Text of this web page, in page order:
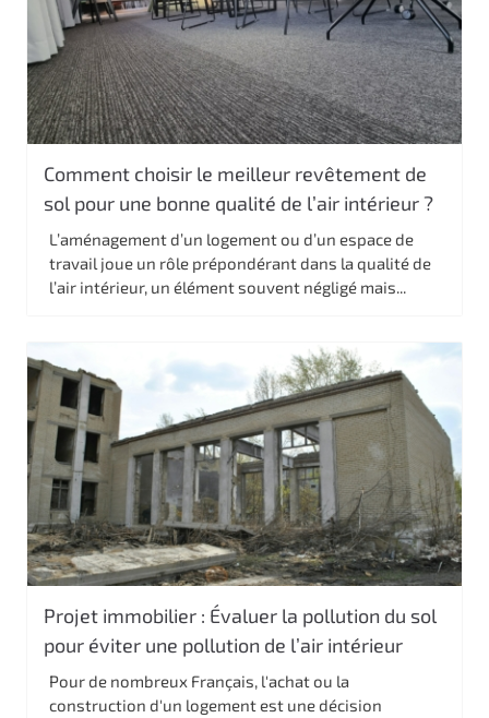
Comment choisir le meilleur revêtement de
sol pour une bonne qualité de l’air intérieur ?
L’aménagement d’un logement ou d’un espace de
travail joue un rôle prépondérant dans la qualité de
l’air intérieur, un élément souvent négligé mais...
Projet immobilier : Évaluer la pollution du sol
pour éviter une pollution de l’air intérieur
Pour de nombreux Français, l'achat ou la
construction d'un logement est une décision